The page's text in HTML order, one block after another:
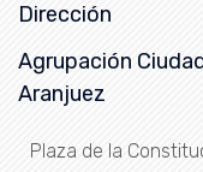
Dirección
Agrupación
Aranjuez
Plaza de la